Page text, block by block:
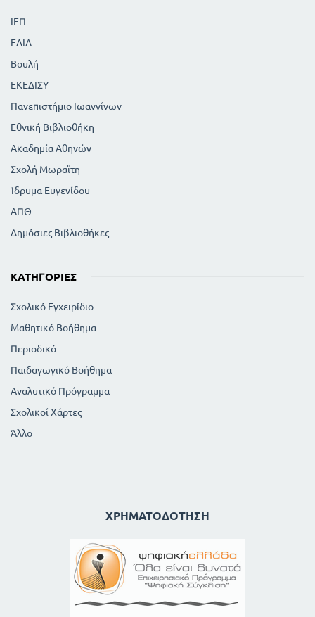
ΙΕΠ
ΕΛΙΑ
Βουλή
ΕΚΕΔΙΣΥ
Πανεπιστήμιο Ιωαννίνων
Εθνική Βιβλιοθήκη
Ακαδημία Αθηνών
Σχολή Μωραϊτη
Ίδρυμα Ευγενίδου
ΑΠΘ
Δημόσιες Βιβλιοθήκες
ΚΑΤΗΓΟΡΊΕΣ
Σχολικό Εγχειρίδιο
Μαθητικό Βοήθημα
Περιοδικό
Παιδαγωγικό Βοήθημα
Αναλυτικό Πρόγραμμα
Σχολικοί Χάρτες
Άλλο
ΧΡΗΜΑΤΟΔΌΤΗΣΗ